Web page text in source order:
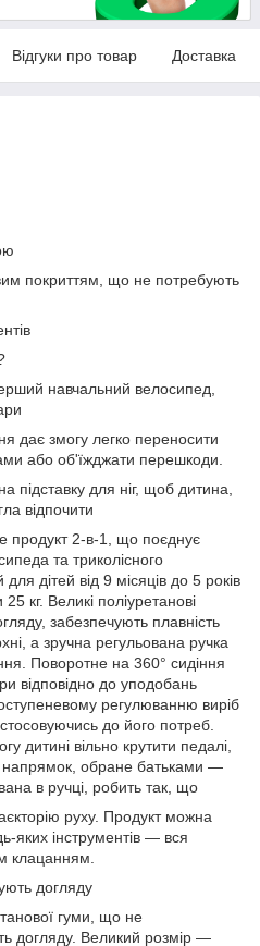
Відгуки про товар Доставка
покриттям, що не потребують
навчальний велосипед,
дає змогу легко переносити
або об'їжджати перешкоди.
підставку для ніг, щоб дитина,
відпочити
продукт 2-в-1, що поєднує
та триколісного
дітей від 9 місяців до 5 років
кг. Великі поліуретанові
забезпечують плавність
а зручна регульована ручка
Поворотне на 360° сидіння
відповідно до уподобань
регулюванню виріб
до його потреб.
дитині вільно крутити педалі,
напрямок, обране батьками —
в ручці, робить так, що
руху. Продукт можна
яких інструментів — вся
клацанням.
догляду
гуми, що не
догляду. Великий розмір —